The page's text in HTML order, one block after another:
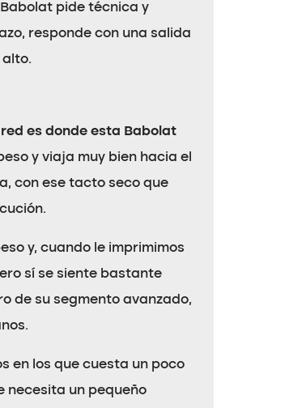
pide técnica y
responde con una salida
es donde esta Babolat
y viaja muy bien hacia el
con ese tacto seco que
y, cuando le imprimimos
sí se siente bastante
de su segmento avanzado,
en los que cuesta un poco
necesita un pequeño